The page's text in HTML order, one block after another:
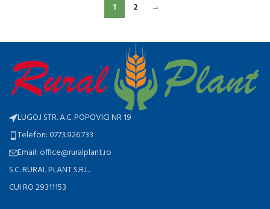
1 2 →
LUGOJ STR. A.C. POPOVICI NR 19
Telefon: 0773.926.733
Email: office@ruralplant.ro
S.C. RURAL PLANT S.R.L.
CUI RO 29311153